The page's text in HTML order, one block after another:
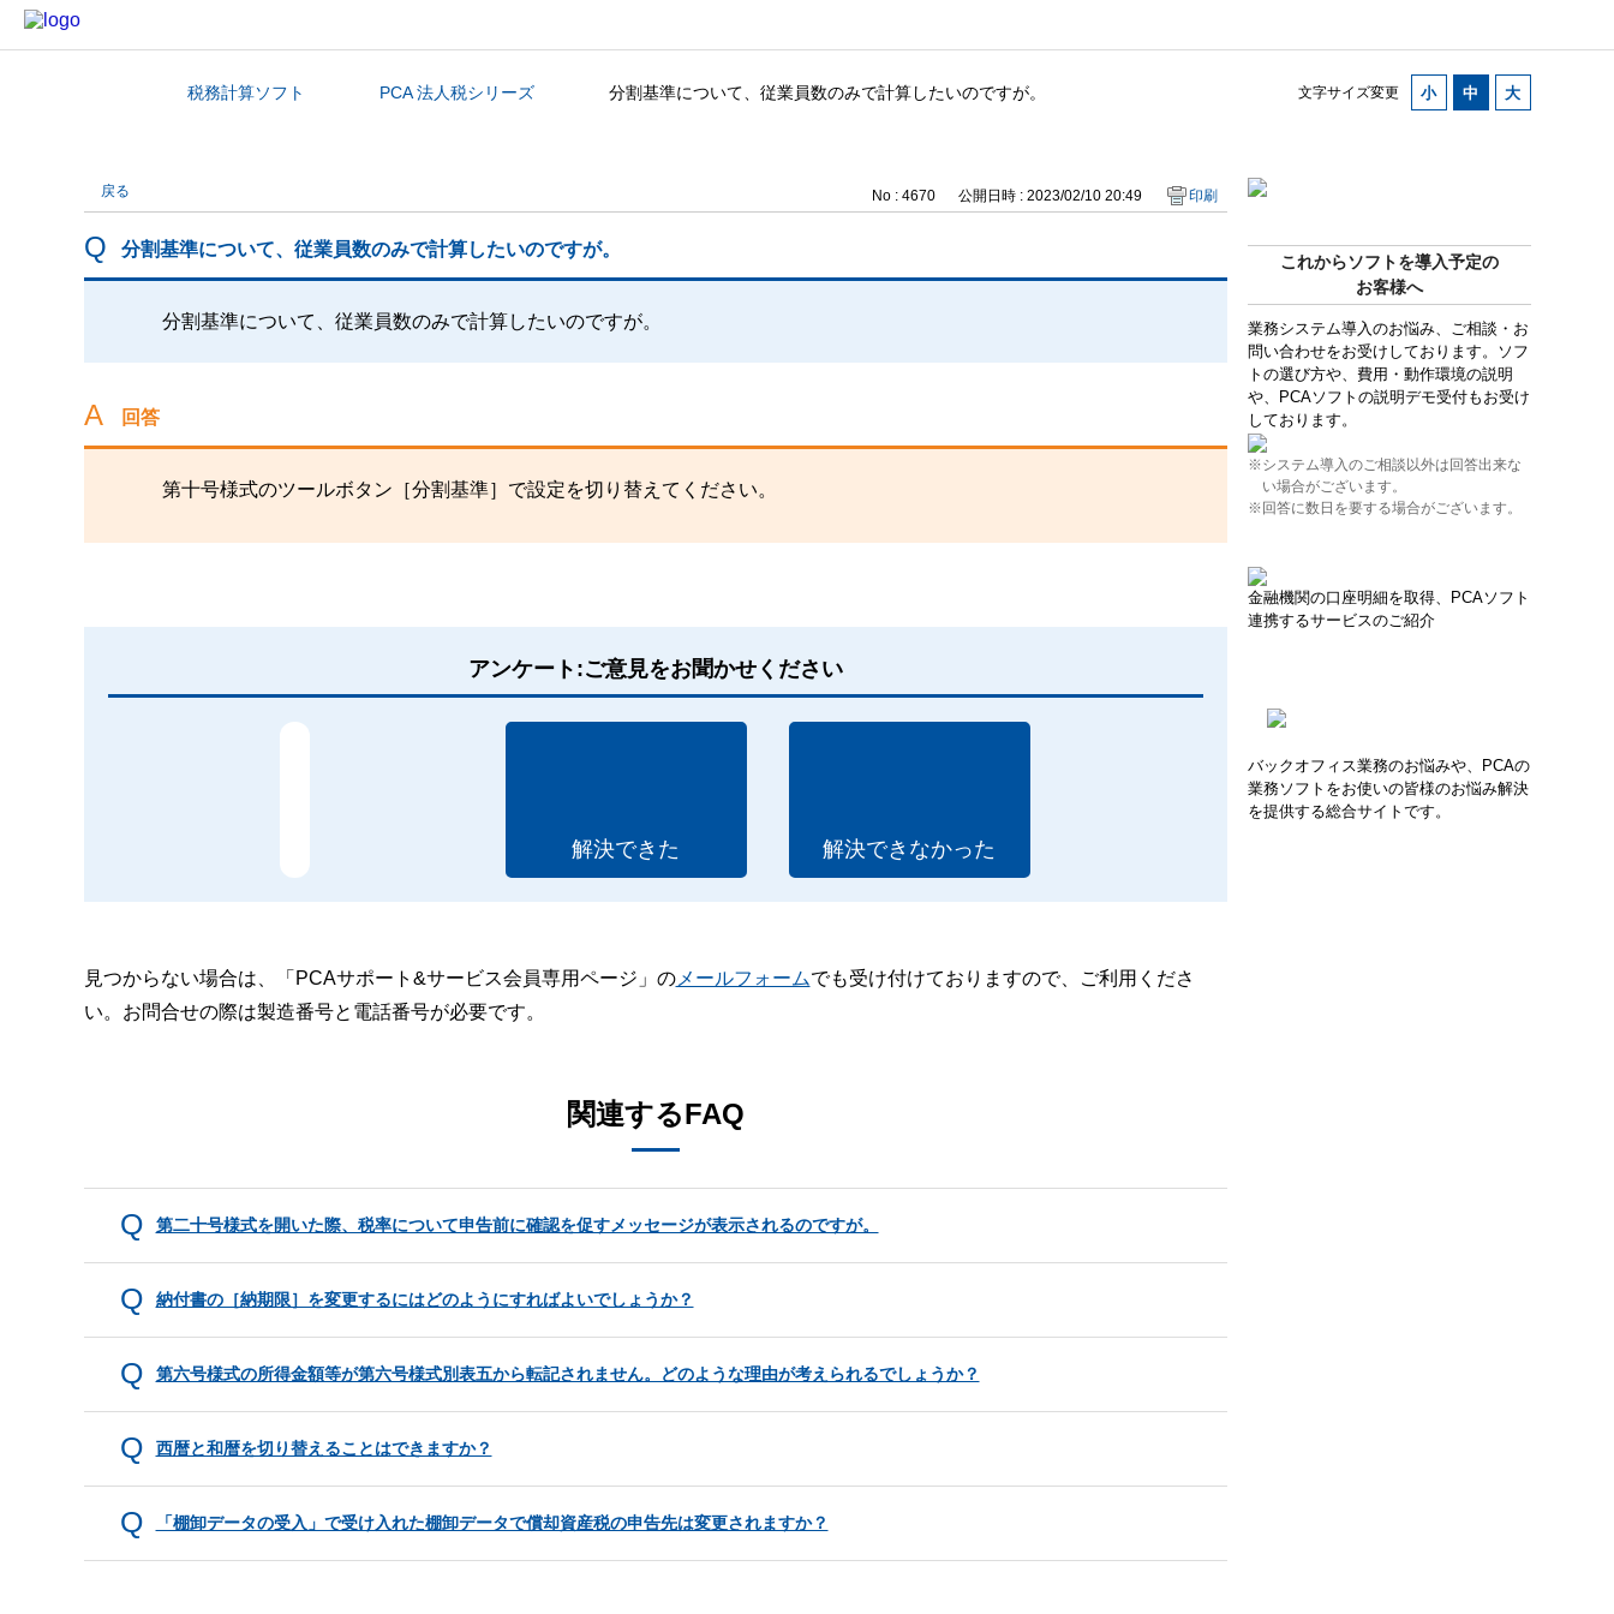
文字サイズ変更
カテゴリから探す税務計算ソフト PCA 法人税シリーズ 分割基準について、従業員数のみで計算したいのですが。
これからソフトを導入予定の
お客様へ
業務システム導入のお悩み、ご相談・お
問い合わせをお受けしております。ソフ
トの選び方や、費用・動作環境の説明
や、PCAソフトの説明デモ受付もお受け
しております。
※システム導入のご相談以外は回答出来な
い場合がございます。
※回答に数日を要する場合がございます。
金融機関の口座明細を取得、PCAソフト
連携するサービスのご紹介
バックオフィス業務のお悩みや、PCAの
業務ソフトをお使いの皆様のお悩み解決
を提供する総合サイトです。
戻る No : 4670 公開日時 : 2023/02/10 20:49 印刷
分割基準について、従業員数のみで計算したいのですが。
分割基準について、従業員数のみで計算したいのですが。
回答
第十号様式のツールボタン［分割基準］で設定を切り替えてください。
アンケート:ご意見をお聞かせください
解決できた 解決できなかった
見つからない場合は、「PCAサポート&サービス会員専用ページ」のメールフォームでも受け付けておりますので、ご利用くださ
い。お問合せの際は製造番号と電話番号が必要です。
関連するFAQ
第二十号様式を開いた際、税率について申告前に確認を促すメッセージが表示されるのですが。
納付書の［納期限］を変更するにはどのようにすればよいでしょうか？
第六号様式の所得金額等が第六号様式別表五から転記されません。どのような理由が考えられるでしょうか？
西暦と和暦を切り替えることはできますか？
「棚卸データの受入」で受け入れた棚卸データで償却資産税の申告先は変更されますか？